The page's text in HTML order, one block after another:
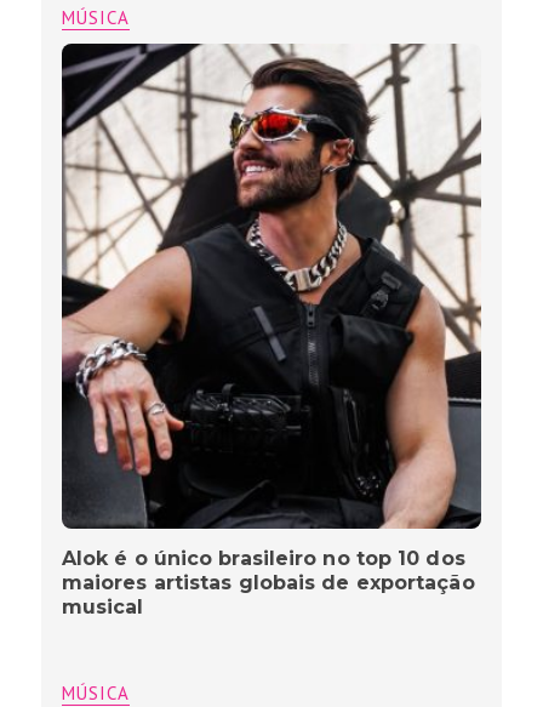
MÚSICA
Alok é o único brasileiro no top 10 dos
maiores artistas globais de exportação
musical
MÚSICA